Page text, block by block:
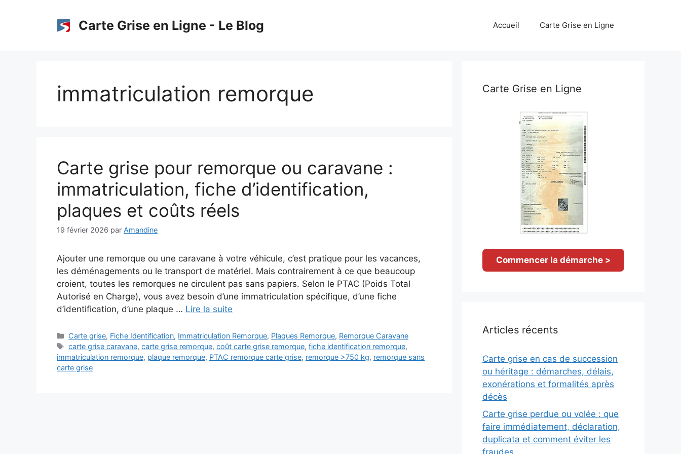
Carte Grise en Ligne - Le Blog Accueil Carte Grise en Ligne
immatriculation remorque
Carte grise pour remorque ou caravane :
immatriculation, fiche d’identification,
plaques et coûts réels
19 février 2026 par Amandine
Ajouter une remorque ou une caravane à votre véhicule, c’est pratique pour les vacances,
les déménagements ou le transport de matériel. Mais contrairement à ce que beaucoup
croient, toutes les remorques ne circulent pas sans papiers. Selon le PTAC (Poids Total
Autorisé en Charge), vous avez besoin d’une immatriculation spécifique, d’une fiche
d’identification, d’une plaque … Lire la suite
Catégories
Carte grise, Fiche Identification, Immatriculation Remorque, Plaques Remorque, Remorque Caravane
Étiquettes
carte grise caravane,carte grise remorque,coût carte grise remorque,fiche identification remorque,
immatriculation remorque, plaque remorque, PTAC remorque carte grise, remorque >750 kg, remorque sans
carte grise
Carte Grise en Ligne
Commencer la démarche >
Articles récents
Carte grise en cas de succession
ou héritage : démarches, délais,
exonérations et formalités après
décès
Carte grise perdue ou volée : que
faire immédiatement, déclaration,
duplicata et comment éviter les
fraudes